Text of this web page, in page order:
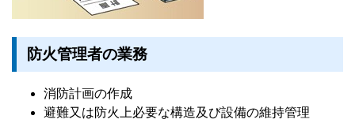
防火管理者の業務
消防計画の作成
避難又は防火上必要な構造及び設備の維持管理